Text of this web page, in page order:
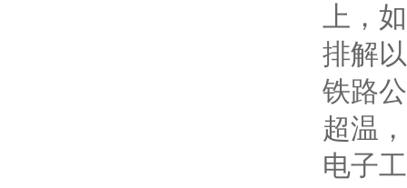
上，
排解
铁路
超温
电子